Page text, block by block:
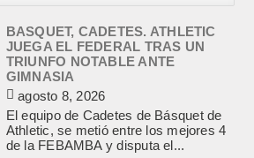
BASQUET, CADETES. ATHLETIC
JUEGA EL FEDERAL TRAS UN
TRIUNFO NOTABLE ANTE
GIMNASIA
agosto 8, 2026
El equipo de Cadetes de Básquet de
Athletic, se metió entre los mejores 4
de la FEBAMBA y disputa el...